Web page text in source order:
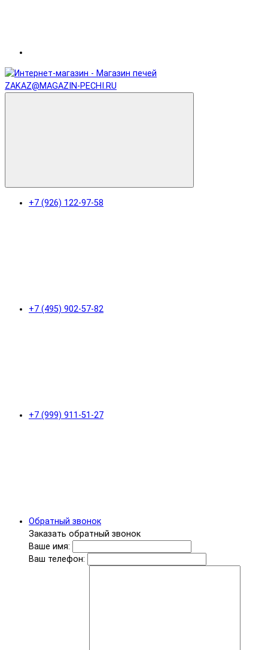
ZAKAZ@MAGAZIN-PECHI.RU
+7 (926) 122-97-58
+7 (495) 902-57-82
+7 (999) 911-51-27
Обратный звонок
Заказать обратный звонок
Ваше имя:
Ваш телефон: